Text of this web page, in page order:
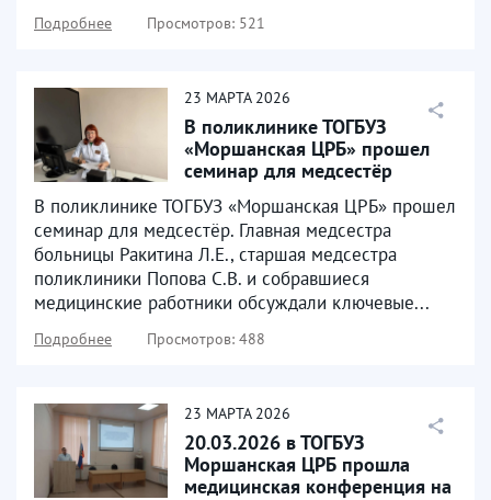
Подробнее Просмотров: 521
23 МАРТА 2026
В поликлинике ТОГБУЗ
«Моршанская ЦРБ» прошел
семинар для медсестёр
В поликлинике ТОГБУЗ «Моршанская ЦРБ» прошел
семинар для медсестёр. Главная медсестра
больницы Ракитина Л.Е., старшая медсестра
поликлиники Попова С.В. и собравшиеся
медицинские работники обсуждали ключевые...
Подробнее Просмотров: 488
23 МАРТА 2026
20.03.2026 в ТОГБУЗ
Моршанская ЦРБ прошла
медицинская конференция на